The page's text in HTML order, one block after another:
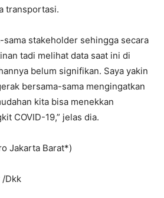
transportasi.
sama stakeholder sehingga secara
tadi melihat data saat ini di
belum signifikan. Saya yakin
bersama-sama mengingatkan
kita bisa menekkan
COVID-19,” jelas dia.
Jakarta Barat*)
/Dkk